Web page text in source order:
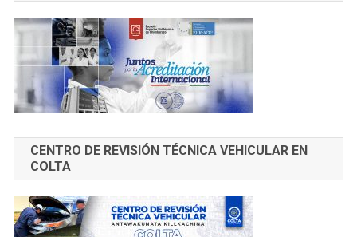
CENTRO DE REVISIÓN TÉCNICA VEHICULAR EN
COLTA